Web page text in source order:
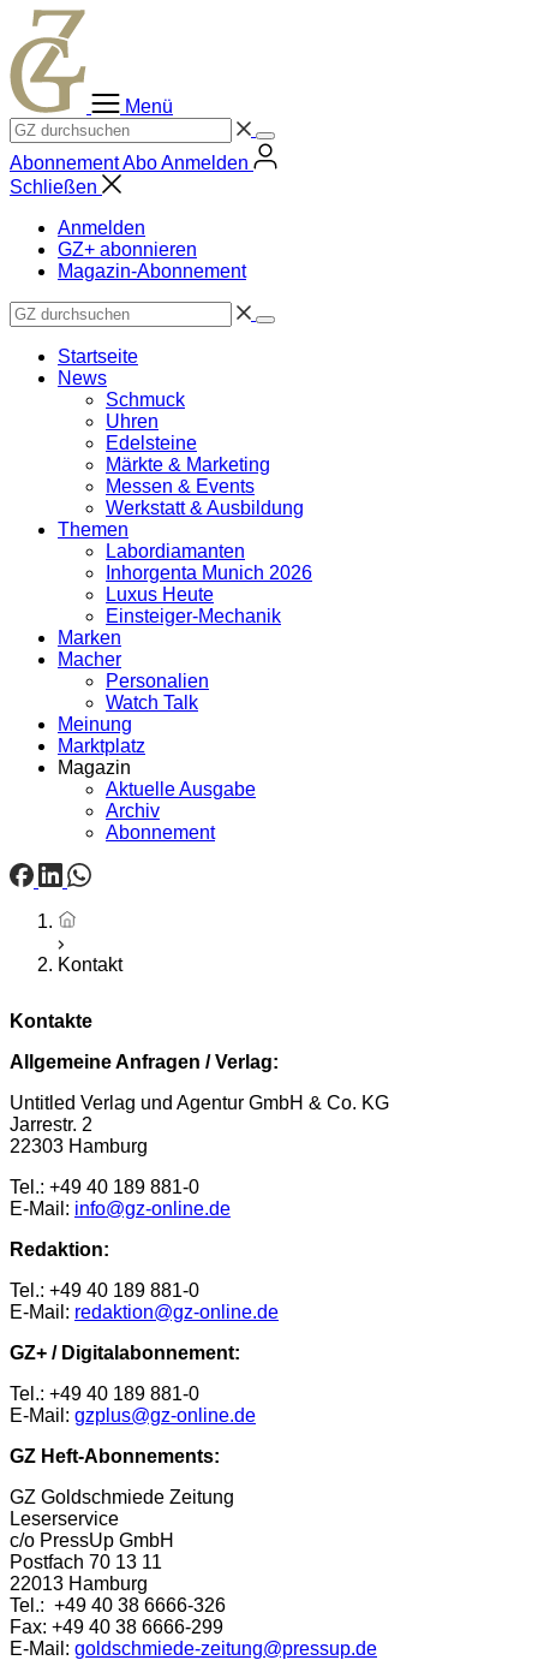
Zum
Inhalt
springen
Menü
AbonnementAboAnmelden
Schließen
Anmelden
GZ+ abonnieren
Magazin-Abonnement
Startseite
News
Schmuck
Uhren
Edelsteine
Märkte & Marketing
Messen & Events
Werkstatt & Ausbildung
Themen
Labordiamanten
Inhorgenta Munich 2026
Luxus Heute
Einsteiger-Mechanik
Marken
Macher
Personalien
Watch Talk
Meinung
Marktplatz
Magazin
Aktuelle Ausgabe
Archiv
Abonnement
Startseite
Kontakt
Kontakte
Allgemeine Anfragen / Verlag:
Untitled Verlag und Agentur GmbH & Co. KG
Jarrestr. 2
22303 Hamburg
Tel.: +49 40 189 881-0
E-Mail: info@gz-online.de
Redaktion:
Tel.: +49 40 189 881-0
E-Mail: redaktion@gz-online.de
GZ+ / Digitalabonnement:
Tel.: +49 40 189 881-0
E-Mail: gzplus@gz-online.de
GZ Heft-Abonnements:
GZ Goldschmiede Zeitung
Leserservice
c/o PressUp GmbH
Postfach 70 13 11
22013 Hamburg
Tel.: +49 40 38 6666-326
Fax: +49 40 38 6666-299
E-Mail: goldschmiede-zeitung@pressup.de